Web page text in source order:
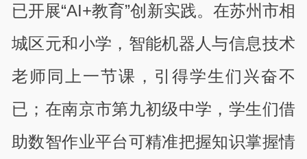
已开展“AI+教育”创新实践。在苏州市相
城区元和小学，智能机器人与信息技术
老师同上一节课，引得学生们兴奋不
已；在南京市第九初级中学，学生们借
助数智作业平台可精准把握知识掌握情